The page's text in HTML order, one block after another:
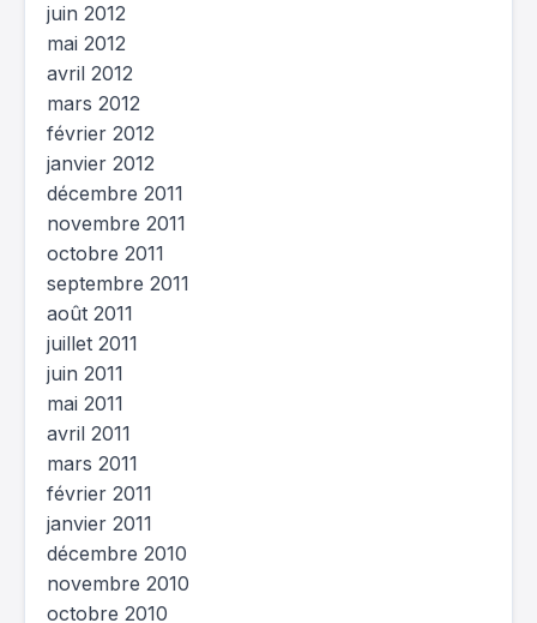
juin 2012
mai 2012
avril 2012
mars 2012
février 2012
janvier 2012
décembre 2011
novembre 2011
octobre 2011
septembre 2011
août 2011
juillet 2011
juin 2011
mai 2011
avril 2011
mars 2011
février 2011
janvier 2011
décembre 2010
novembre 2010
octobre 2010